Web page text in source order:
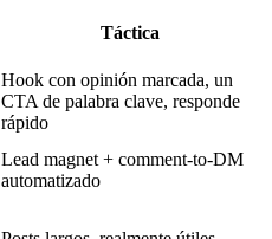
Táctica
Hook con opinión marcada, un
CTA de palabra clave, responde
rápido
Lead magnet + comment-to-DM
automatizado